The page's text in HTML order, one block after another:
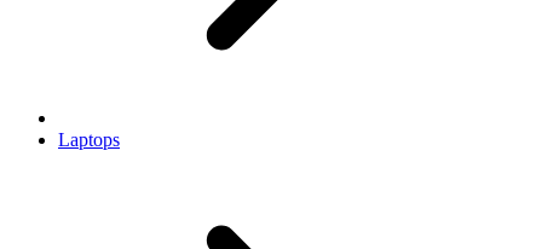
Laptops